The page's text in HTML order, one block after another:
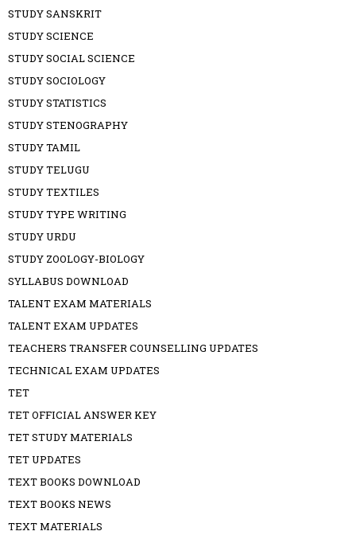
STUDY SANSKRIT
STUDY SCIENCE
STUDY SOCIAL SCIENCE
STUDY SOCIOLOGY
STUDY STATISTICS
STUDY STENOGRAPHY
STUDY TAMIL
STUDY TELUGU
STUDY TEXTILES
STUDY TYPE WRITING
STUDY URDU
STUDY ZOOLOGY-BIOLOGY
SYLLABUS DOWNLOAD
TALENT EXAM MATERIALS
TALENT EXAM UPDATES
TEACHERS TRANSFER COUNSELLING UPDATES
TECHNICAL EXAM UPDATES
TET
TET OFFICIAL ANSWER KEY
TET STUDY MATERIALS
TET UPDATES
TEXT BOOKS DOWNLOAD
TEXT BOOKS NEWS
TEXT MATERIALS